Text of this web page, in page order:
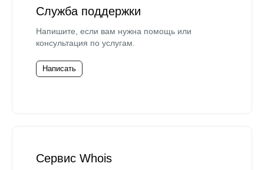
Служба поддержки
Напишите, если вам нужна помощь или
консультация по услугам.
Написать
Сервис Whois